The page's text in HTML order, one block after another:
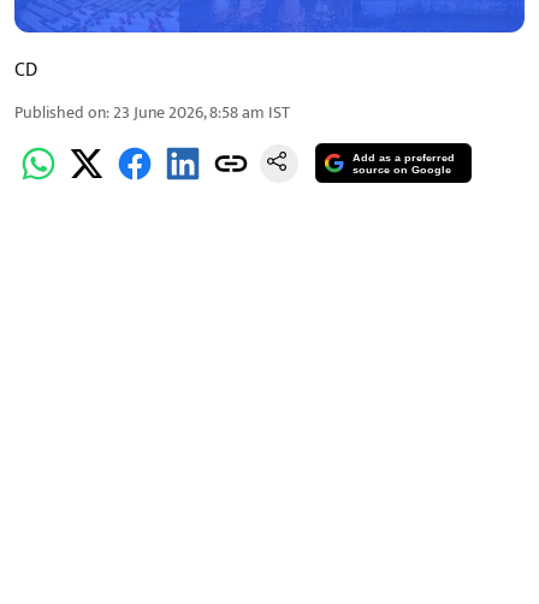
CD
Published on:23 June 2026, 8:58 am IST
Add as a preferred
source on Google